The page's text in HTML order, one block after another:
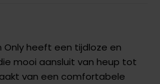
Only heeft een tijdloze en
mooi aansluit van heup tot
van een comfortabele